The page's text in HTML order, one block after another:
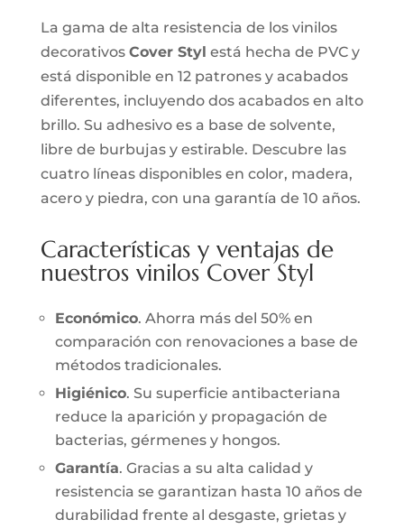
La gama de alta resistencia de los vinilos
decorativos Cover Styl está hecha de PVC y
está disponible en 12 patrones y acabados
diferentes, incluyendo dos acabados en alto
brillo. Su adhesivo es a base de solvente,
libre de burbujas y estirable. Descubre las
cuatro líneas disponibles en color, madera,
acero y piedra, con una garantía de 10 años.
Características y ventajas de
nuestros vinilos Cover Styl
Económico. Ahorra más del 50% en
comparación con renovaciones a base de
métodos tradicionales.
Higiénico. Su superficie antibacteriana
reduce la aparición y propagación de
bacterias, gérmenes y hongos.
Garantía. Gracias a su alta calidad y
resistencia se garantizan hasta 10 años de
durabilidad frente al desgaste, grietas y